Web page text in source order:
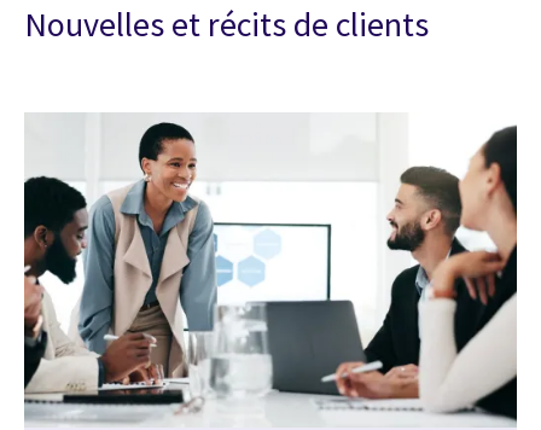
Nouvelles et récits de clients